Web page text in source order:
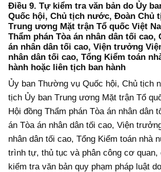
Điều 9. Tự kiểm tra văn bản do Ủy
Quốc hội, Chủ tịch nước, Đoàn Chủ
Trung ương Mặt trận Tổ quốc Việt
Thẩm phán Tòa án nhân dân tối cao,
án nhân dân tối cao, Viện trưởng
nhân dân tối cao, Tổng Kiểm toán
hành hoặc liên tịch ban hành
Ủy ban Thường vụ Quốc hội, Chủ tịch
tịch Ủy ban Trung ương Mặt trận Tổ
Hội đồng Thẩm phán Tòa án nhân dân
án Tòa án nhân dân tối cao, Viện
nhân dân tối cao, Tổng Kiểm toán nhà
trình tự, thủ tục và phân công cơ quan,
kiểm tra văn bản quy phạm pháp luật